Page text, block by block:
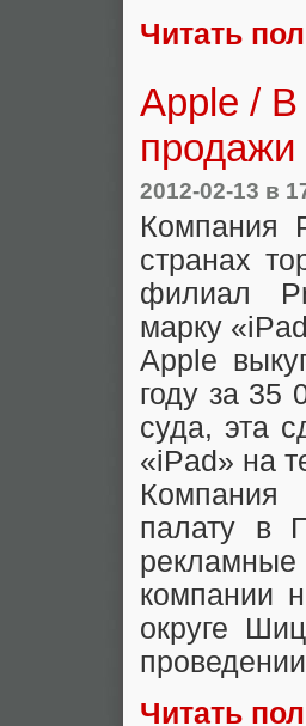
Читать
Apple / В
продажи
2012-02-13 в
Компания
странах
филиал
марку
Apple
году за 35
суда, эта
«iPad» на
Компания
палату в
компании
округе
Читать